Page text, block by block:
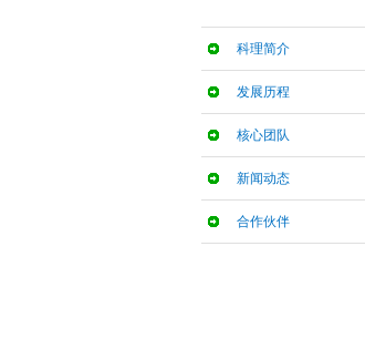
科理简介
发展历程
核心团队
新闻动态
合作伙伴